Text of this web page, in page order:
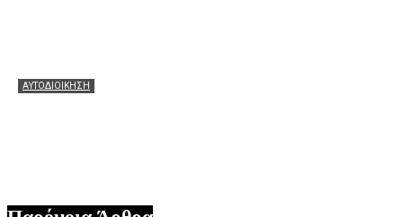
ΑΥΤΟΔΙΟΙΚΗΣΗ